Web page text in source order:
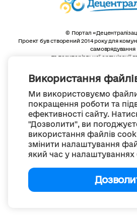
Використання
Ми використовуємо
покращення роботи та
ефективності сайту.
"Дозволити", ви
використання файлів
змінити налаштування
який час у налаштуваннях
© Портал
Проект був створений 2014 року для
самоврядування
та територіальної організації
Весь контент доступний за
Creative Commons Attribution 4.0
якщо не зазначено